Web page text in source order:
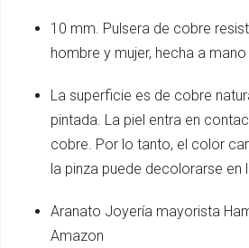
10 mm. Pulsera de cobre
hombre y mujer, hecha a
La superficie es de cobre
pintada. La piel entra en
cobre. Por lo tanto, el color
la pinza puede decolorarse en
Aranato Joyería mayorista
Amazon